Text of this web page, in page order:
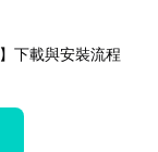
】下載與安裝流程